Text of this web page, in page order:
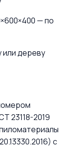
— по
или дереву
23118-2019
с